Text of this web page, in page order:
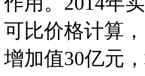
可比价格计算
增加值30亿元